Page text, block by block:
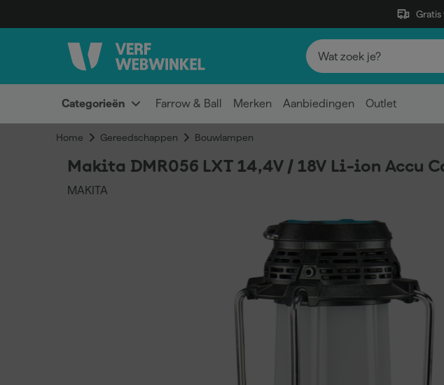
Categorieën Farrow & Ball Merken Aanbiedingen Outlet
Home Gereedschappen Bouwlampen
Makita DMR056 LXT 14,4V / 18V Li-ion Accu
MAKITA